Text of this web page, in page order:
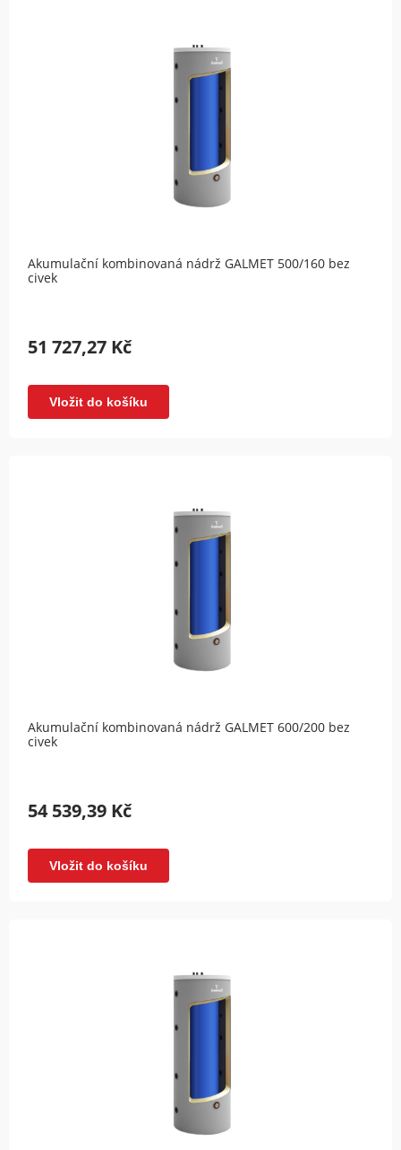
Akumulační kombinovaná nádrž GALMET 500/160 bez
civek
51 727,27 Kč
Vložit do košíku
Akumulační kombinovaná nádrž GALMET 600/200 bez
civek
54 539,39 Kč
Vložit do košíku